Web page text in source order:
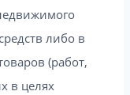
либо в
(работ,
в целях